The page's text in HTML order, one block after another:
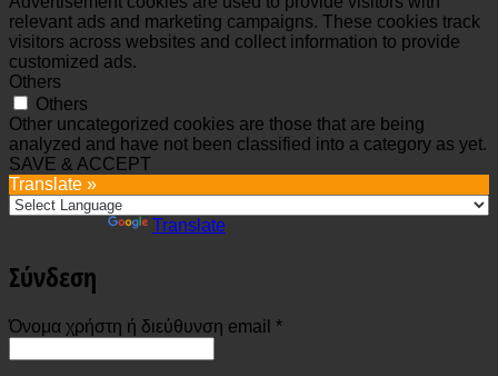
relevant ads and marketing campaigns. These cookies track
visitors across websites and collect information to provide
customized ads.
Others
Others
Other uncategorized cookies are those that are being
analyzed and have not been classified into a category as yet.
SAVE & ACCEPT
Translate »
Translate
Σύνδεση
Όνομα χρήστη ή διεύθυνση email *Απαιτείται